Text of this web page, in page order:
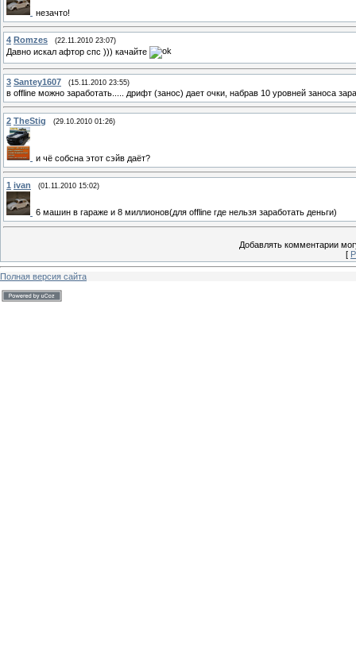
незачто!
4 Romzes (22.11.2010 23:07)
Давно искал афтор спс ))) качайте
3 Santey1607 (15.11.2010 23:55)
в offline можно заработать..... дрифт (занос) дает очки, набрав 10 уровней заноса
2 TheStig (29.10.2010 01:26)
и чё собсна этот сэйв даёт?
1 ivan (01.11.2010 15:02)
6 машин в гараже и 8 миллионов(для offline где нельзя заработать деньги)
Добавлять комментарии
[
Полная версия сайта